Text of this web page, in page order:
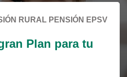
RURAL PENSIÓN EPSV
Plan para tu